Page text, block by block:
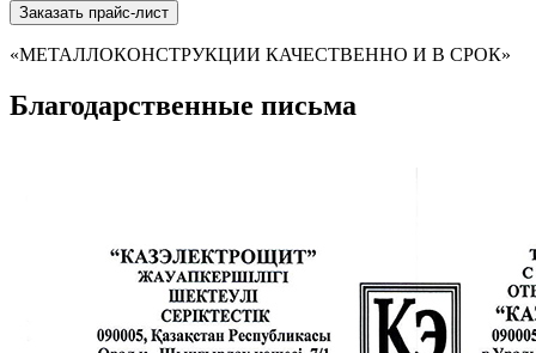
Заказать прайс-лист
«МЕТАЛЛОКОНСТРУКЦИИ КАЧЕСТВЕННО И В СРОК»
Благодарственные письма